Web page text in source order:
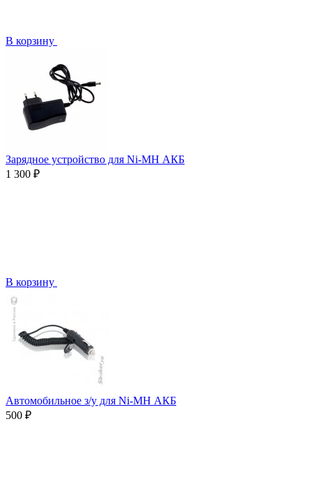
В корзину
Зарядное устройство для Ni-MH АКБ
1 300 ₽
В корзину
Автомобильное з/у для Ni-MH АКБ
500 ₽